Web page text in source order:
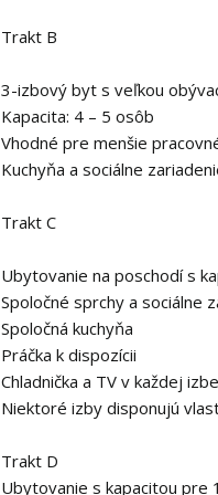
Trakt B
3-izbový byt s veľkou
Kapacita: 4 – 5 osôb
Vhodné pre menšie
Kuchyňa a sociálne
Trakt C
Ubytovanie na poschodí s
Spoločné sprchy a sociálne
Spoločná kuchyňa
Práčka k dispozícii
Chladnička a TV v každej izbe
Niektoré izby disponujú
Trakt D
Ubytovanie s kapacitou pre